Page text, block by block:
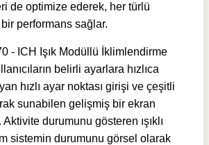
de optimize ederek, her türlü
performans sağlar.
- ICH Işık Modüllü İklimlendirme
belirli ayarlara hızlıca
hızlı ayar noktası girişi ve çeşitli
sunabilen gelişmiş bir ekran
Aktivite durumunu gösteren ışıklı
sistemin durumunu görsel olarak